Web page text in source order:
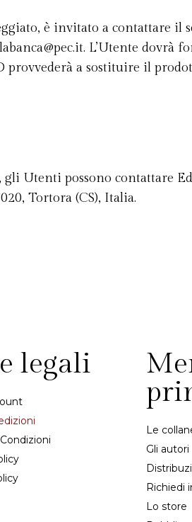
è invitato a contattare
. L’Utente dovrà
a sostituire il
Utenti possono contattare
Tortora (CS), Italia.
legali
Le
Gli autori
Richiedi
Lo store